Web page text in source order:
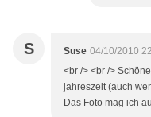
S Suse 04/10/2010
<br /> <br />
jahreszeit (auch
Das Foto mag ich